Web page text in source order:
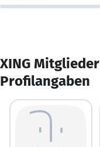
XING
Profilangaben